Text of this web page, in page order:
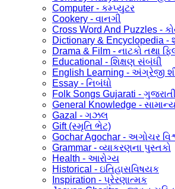
Computer - કમ્પ્યુટર
Cookery - વાનગી
Cross Word And Puzzles -
Dictionary & Encyclopedia -
Drama & Film - નાટકો તથા
Educational - શિક્ષણ સંબંધી
English Learning - અંગ્રેજી
Essay - નિબંધો
Folk Songs Gujarati -
General Knowledge -
Gazal - ગઝલ
Gift (સ્મૃતિ ભેટ)
Gochar Agochar - અગોચર
Grammar - વ્યાકરણના પુસ્તકો
Health - આરોગ્ય
Historical - ઇતિહાસવિષયક
Inspiration - પ્રેરણાત્મક